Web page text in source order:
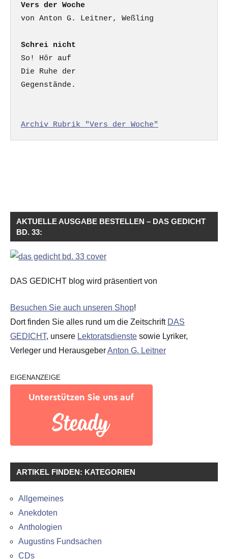
Vers der Woche
Schrei nicht
So! Hör auf
Die Ruhe der
Gegenstände.
Archiv Rubrik "Vers der Woche"
AKTUELLE AUSGABE BESTELLEN – DAS GEDICHT
BD. 33:
DAS GEDICHT blog wird präsentiert von
Besuchen Sie auch unseren Shop!
Dort finden Sie alles rund um die Zeitschrift DAS
GEDICHT, unsere Lektoratsdienste sowie Lyriker,
Verleger und HerausgeberAnton G. Leitner
EIGENANZEIGE
ARTIKEL FINDEN: KATEGORIEN
Allgemeines
Anekdoten
Anthologien
Augustins Fundsachen
CDs